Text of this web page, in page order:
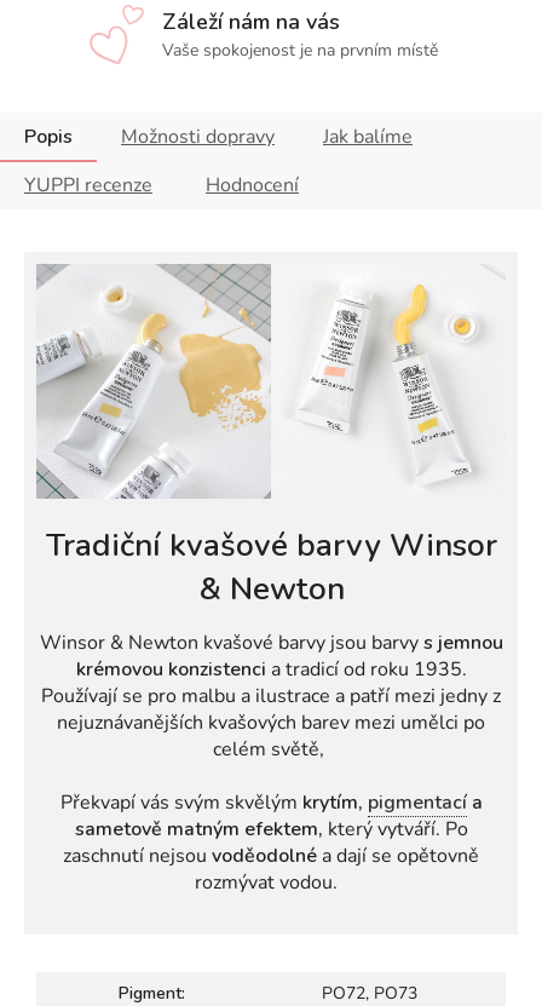
Záleží nám na vás
Vaše spokojenost je na prvním místě
Popis Možnosti dopravy
Jak balíme
YUPPI recenze
Hodnocení
Tradiční kvašové barvy Winsor
& Newton
Winsor & Newton kvašové barvy jsou barvys jemnou
krémovou konzistenci a tradicí od roku 1935.
Používají se pro malbu a ilustrace a patří mezi jedny z
nejuznávanějších kvašových barev mezi umělci po
celém světě,
Překvapí vás svým skvělým krytím, pigmentacía
sametově matným efektem, který vytváří. Po
zaschnutí nejsou voděodolné a dají se opětovně
rozmývat vodou.
Pigment: PO72, PO73